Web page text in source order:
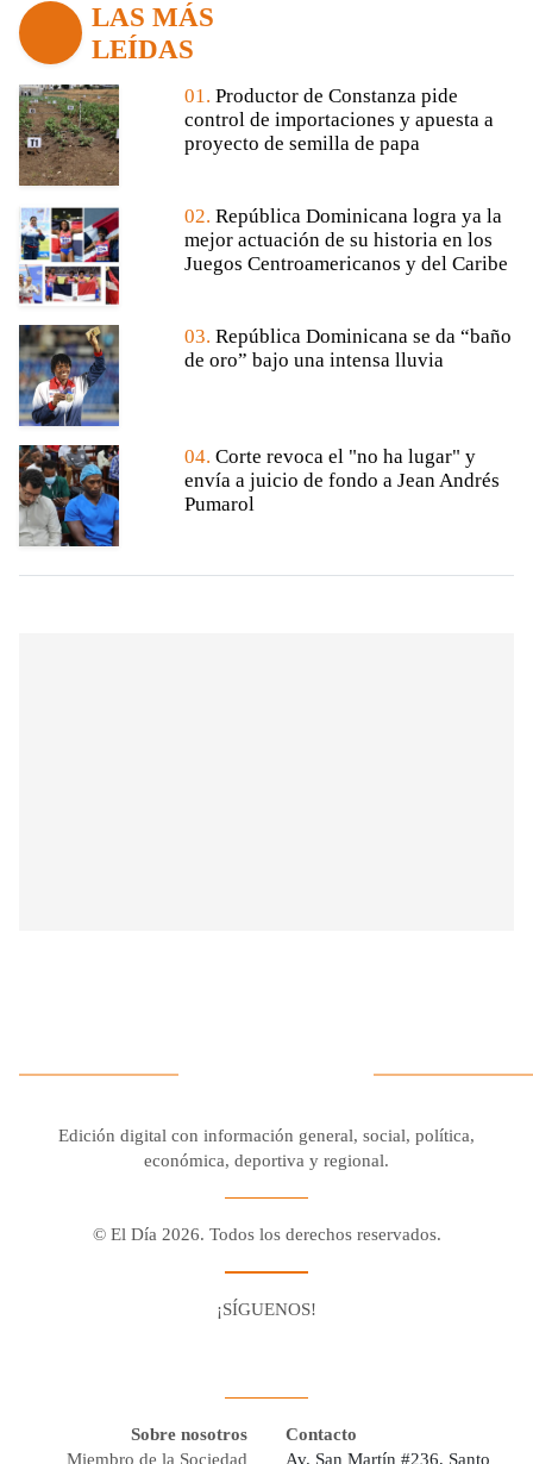
LAS MÁS
LEÍDAS
01. Productor de Constanza pide
control de importaciones y apuesta a
proyecto de semilla de papa
02. República Dominicana logra ya la
mejor actuación de su historia en los
Juegos Centroamericanos y del Caribe
03. República Dominicana se da “baño
de oro” bajo una intensa lluvia
04. Corte revoca el "no ha lugar" y
envía a juicio de fondo a Jean Andrés
Pumarol
Edición digital con información general, social, política,
económica, deportiva y regional.
© El Día 2026. Todos los derechos reservados.
¡SÍGUENOS!
Sobre nosotros
Miembro de la Sociedad
Contacto
Av. San Martín #236, Santo